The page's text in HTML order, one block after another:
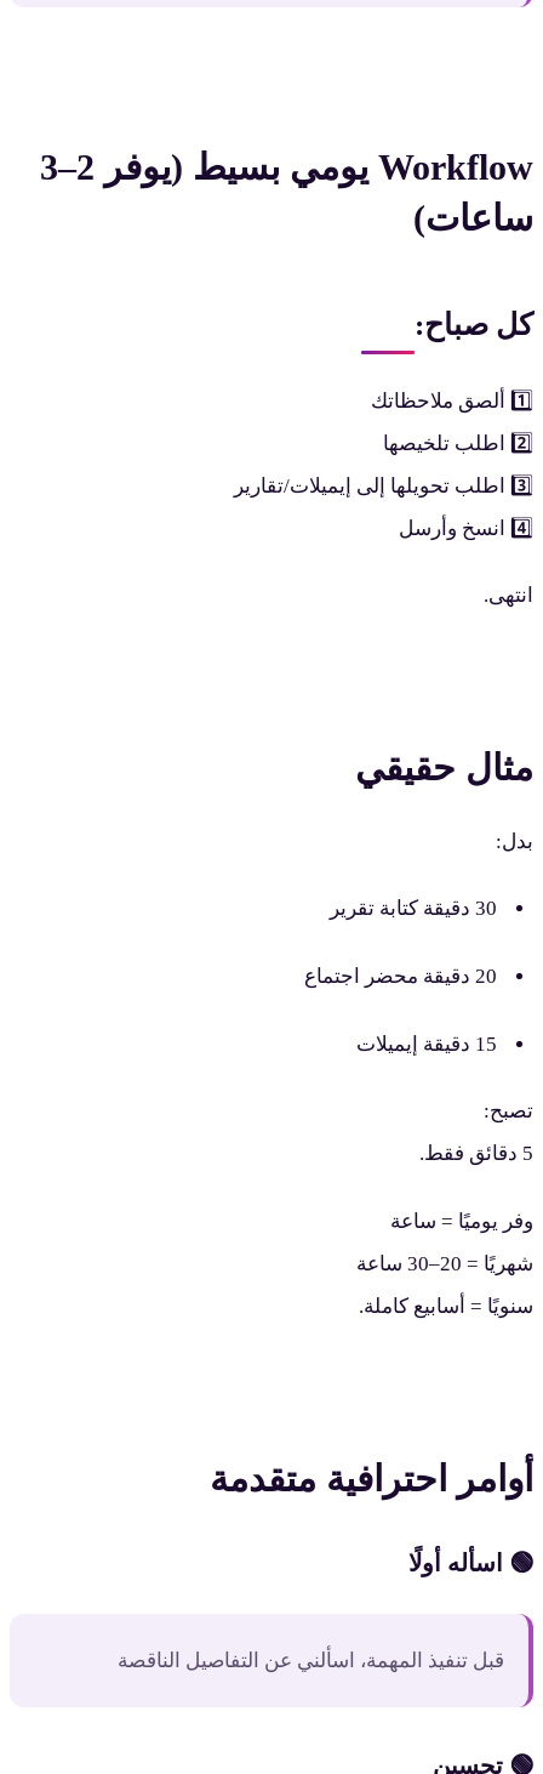
Workflow يومي بسيط (يوفر 2–3
ساعات)
كل صباح:
1️⃣ ألصق ملاحظاتك
2️⃣ اطلب تلخيصها
3️⃣ اطلب تحويلها إلى إيميلات/تقارير
4️⃣ انسخ وأرسل
انتهى.
مثال حقيقي
بدل:
30 دقيقة كتابة تقرير
20 دقيقة محضر اجتماع
15 دقيقة إيميلات
تصبح:
5 دقائق فقط.
وفر يوميًا = ساعة
شهريًا = 20–30 ساعة
سنويًا = أسابيع كاملة.
أوامر احترافية متقدمة
🟢 اسأله أولًا
قبل تنفيذ المهمة، اسألني عن التفاصيل الناقصة
🟢 تحسين